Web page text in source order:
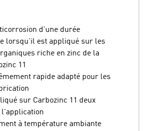
d'une durée
lorsqu'il est appliqué sur les
riche en zinc de la
11
rapide adapté pour les
sur Carbozinc 11 deux
l'application
à température ambiante